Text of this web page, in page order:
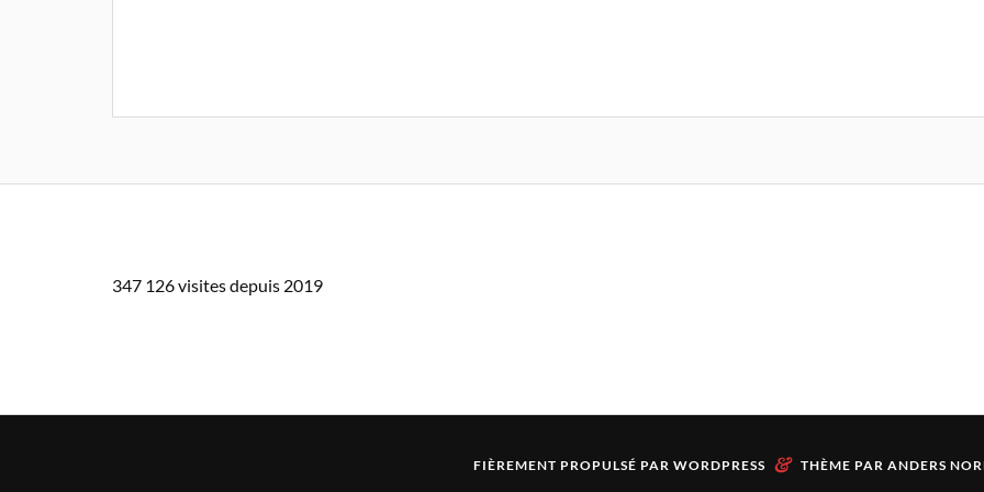
347 126 visites depuis 2019
FIÈREMENT PROPULSÉ PAR WORDPRESS & THÈME PAR ANDERS